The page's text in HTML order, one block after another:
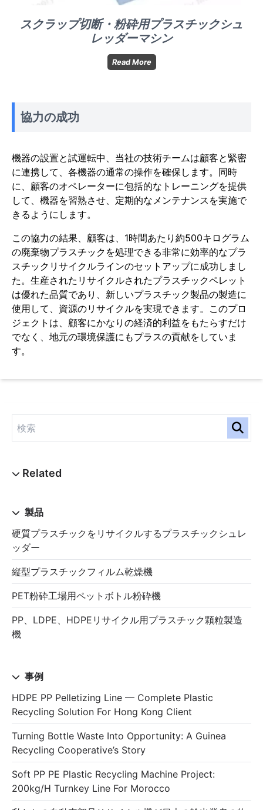
製品
硬質プラスチックをリサイクルするプラスチックシュレ
ッダー
縦型プラスチックフィルム乾燥機
PET粉砕工場用ペットボトル粉砕機
PP、LDPE、HDPEリサイクル用プラスチック顆粒製造
機
事例
HDPE PP Pelletizing Line — Complete Plastic
Recycling Solution For Hong Kong Client
Turning Bottle Waste Into Opportunity: A Guinea
Recycling Cooperative’s Story
Soft PP PE Plastic Recycling Machine Project:
200kg/h Turnkey Line For Morocco
スクラップ切断・粉砕用プラスチックシュ
レッダーマシン
Read Moreス
ク
用
プ
ラ
チ
シ
ュ
レ
ダ
ー
マ
シ
ン
協力の成功
機器の設置と試運転中、当社の技術チームは顧客と緊密
に連携して、各機器の通常の操作を確保します。同時
に、顧客のオペレーターに包括的なトレーニングを提供
して、機器を習熟させ、定期的なメンテナンスを実施で
きるようにします。
この協力の結果、顧客は、1時間あたり約500キログラム
の廃棄物プラスチックを処理できる非常に効率的なプラ
スチックリサイクルラインのセットアップに成功しまし
た。生産されたリサイクルされたプラスチックペレット
は優れた品質であり、新しいプラスチック製品の製造に
使用して、資源のリサイクルを実現できます。このプロ
ジェクトは、顧客にかなりの経済的利益をもたらすだけ
でなく、地元の環境保護にもプラスの貢献をしていま
す。